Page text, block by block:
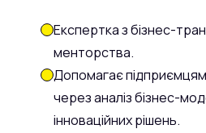
Експертка з бізнес-
менторства.
Допомагає
через аналіз бізнес-
інноваційних рішень.